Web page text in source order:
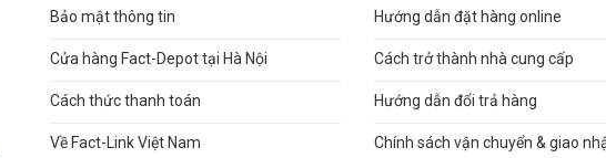
Bảo mật thông tin
Cửa hàng Fact-Depot tại Hà Nội
Cách thức thanh toán
Về Fact-Link Việt Nam
Hướng dẫn đặt hàng online
Cách trở thành nhà cung cấp
Hướng dẫn đổi trả hàng
Chính sách vận chuyển & giao